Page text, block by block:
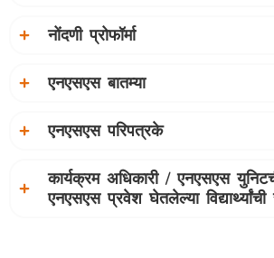
नोंदणी प्रोफॉर्मा
एनएसएस बातम्या
एनएसएस परिपत्रके
कार्यक्रम अधिकारी / एनएसएस
एनएसएस प्रवेश घेतलेल्या